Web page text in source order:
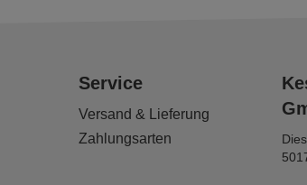
Service
Versand & Lieferung
Zahlungsarten